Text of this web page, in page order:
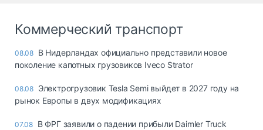
Коммерческий транспорт
08.08 В Нидерландах официально представили новое
поколение капотных грузовиков Iveco Strator
08.08 Электрогрузовик Tesla Semi выйдет в 2027 году на
рынок Европы в двух модификациях
07.08 В ФРГ заявили о падении прибыли Daimler Truck